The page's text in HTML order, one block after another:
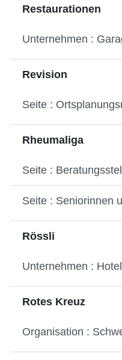
Restaurationen
Unternehmen :
Revision
Seite :
Rheumaliga
Seite :
Seite : Seniorinnen
Rössli
Unternehmen :
Rotes Kreuz
Organisation :